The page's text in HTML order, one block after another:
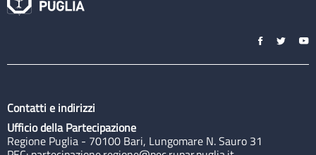
Contatti e indirizzi
Ufficio della Partecipazione
Regione Puglia - 70100 Bari, Lungomare N. Sauro 31